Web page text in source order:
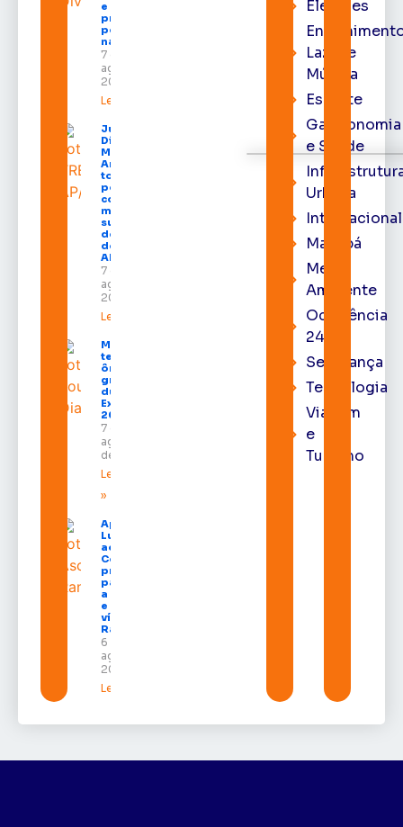
e aumenta
procura
por hotéis
na capital
7 de
agosto de
2026
Leia mais »
Juiz
Diego
Moura de
Araújo
toma
posse
como
membro
substituto
do Pleno
do TRE-
AP
7 de
agosto de
2026
Leia mais »
Macapá
terá
ônibus
gratuitos
durante a
Expofeira
2026
7 de
agosto
de 2026
Leia mais
»
Após veto,
Lula envia
ao
Congresso
projeto
para criar
a UNIFRON
e grava
vídeo para
Randolfe
6 de
agosto de
2026
Leia mais »
Eleições
Lazer e
Música
Esporte
Gastronomia
e Saúde
Urbana
Internacional
Macapá
Meio
Ambiente
Ocorrência
24h
Segurança
Tecnologia
Viagem
e
Turismo